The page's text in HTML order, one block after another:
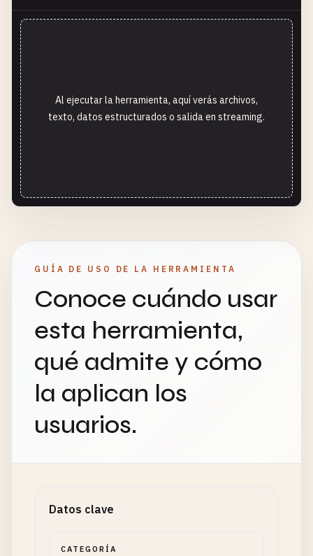
Al ejecutar la herramienta, aquí verás archivos,
texto, datos estructurados o salida en streaming.
GUÍA DE USO DE LA HERRAMIENTA
Conoce cuándo usar
esta herramienta,
qué admite y cómo
la aplican los
usuarios.
Datos clave
CATEGORÍA